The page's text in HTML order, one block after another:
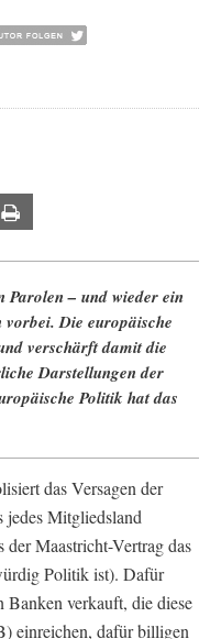
Parolen – und wieder ein
vorbei. Die europäische
verschärft damit die
Darstellungen der
Politik hat das
das Versagen der
jedes Mitgliedsland
der Maastricht-Vertrag das
Politik ist). Dafür
Banken verkauft, die diese
einreichen, dafür billigen